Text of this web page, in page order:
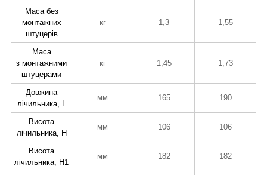
Маса без
монтажних
штуцерів
кг 1,3 1,55
Маса
з монтажними
штуцерами
кг 1,45 1,73
Довжина
лічильника, L
мм 165 190
Висота
лічильника, H
мм 106 106
Висота
лічильника, H1
мм 182 182